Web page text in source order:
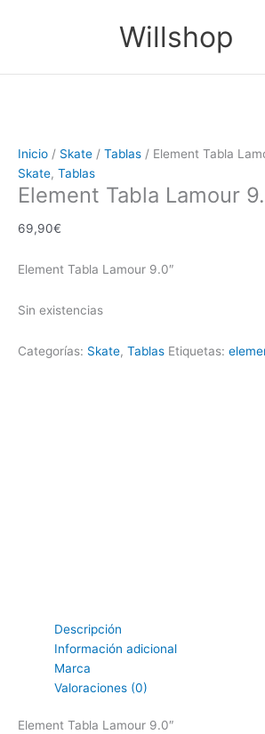
Willshop
Inicio / Skate / Tablas / Element Tabla
Skate, Tablas
Element Tabla Lamour
69,90€
Element Tabla Lamour 9.0″
Sin existencias
Categorías: Skate, Tablas Etiquetas:
Descripción
Información adicional
Marca
Valoraciones (0)
Element Tabla Lamour 9.0″